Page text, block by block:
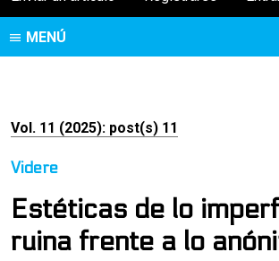
MENÚ
Vol. 11 (2025): post(s) 11
Videre
Estéticas de lo
ruina frente a lo